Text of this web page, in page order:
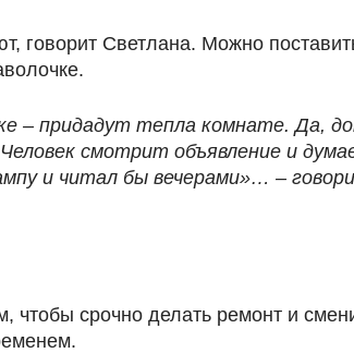
говорит Светлана. Можно
– придадут тепла комнате. Да,
смотрит объявление и
и читал бы вечерами»… –
чтобы срочно делать ремонт и